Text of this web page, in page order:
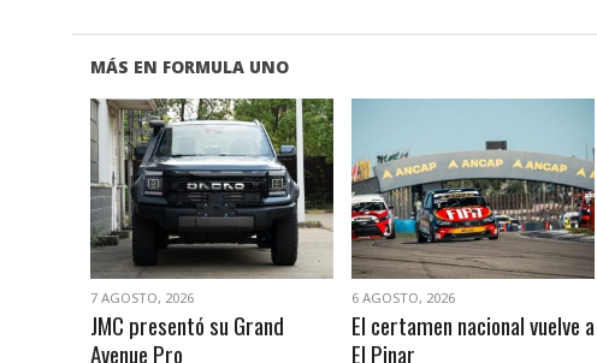
MÁS EN FORMULA UNO
VER NOTA
7 AGOSTO, 2026
JMC presentó su Grand
Avenue Pro
VER NOTA
6 AGOSTO, 2026
El certamen nacional vuelve a
El Pinar